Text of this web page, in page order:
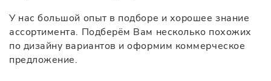
У нас большой опыт в подборе и хорошее знание
ассортимента. Подберём Вам несколько похожих
по дизайну вариантов и оформим коммерческое
предложение.